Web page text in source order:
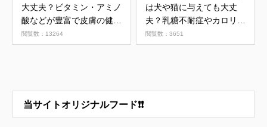
大丈夫？ビタミン・アミノ
酸などが豊富で皮膚の健康
維持や目の不調改善効果も
閲覧数：13264
は犬や猫に与えても大丈
夫？乳糖不耐症やカロリー
過剰に注意
閲覧数：3651
当サイトオリジナルフード❗❗